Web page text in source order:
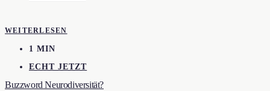
WEITERLESEN
1 MIN
ECHT JETZT
Buzzword Neurodiversität?